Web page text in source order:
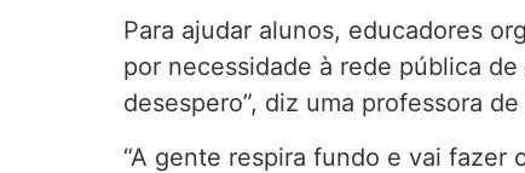
Para ajudar alunos, educadores
por necessidade à rede pública
desespero”, diz uma professora
“A gente respira fundo e vai fazer